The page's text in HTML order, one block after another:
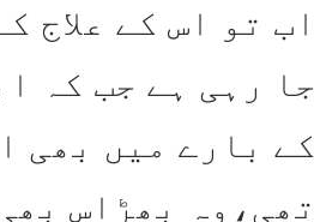
اب تو اس کے علاج
جا رہی ہے جب کہ
کے بارے میں بھی
تھی،وہ بھڑاس